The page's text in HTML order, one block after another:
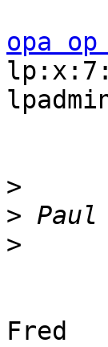
opa op
>
>
>
Fred